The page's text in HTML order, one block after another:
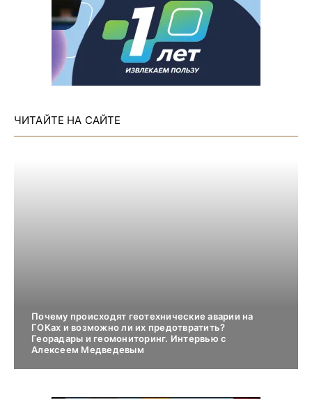
ЧИТАЙТЕ НА САЙТЕ
Почему происходят геотехнические аварии на
ГОКах и возможно ли их предотвратить?
Георадары и геомониторинг. Интервью с
Алексеем Медведевым